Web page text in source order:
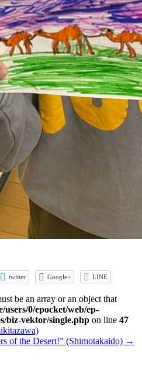
twitter Google+ LINE
be an array or an object that
users/0/epocket/web/ep-
biz-vektor/single.php on line 47
of the Desert!” (Shimotakaido) →